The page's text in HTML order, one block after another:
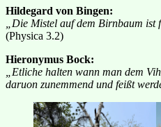
Hildegard von Bingen:
„Die Mistel auf dem Birnbaum
(Physica 3.2)
Hieronymus Bock:
„Etliche halten wann man dem
daruon zunemmend und feißt